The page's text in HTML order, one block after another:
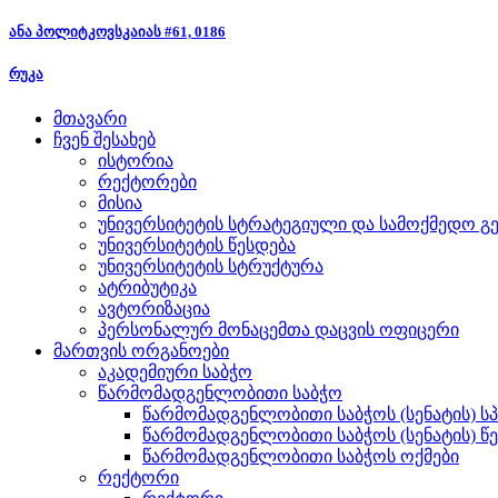
ანა პოლიტკოვსკაიას #61, 0186
რუკა
მთავარი
ჩვენ შესახებ
ისტორია
რექტორები
მისია
უნივერსიტეტის სტრატეგიული და სამოქმედო
უნივერსიტეტის წესდება
უნივერსიტეტის სტრუქტურა
ატრიბუტიკა
ავტორიზაცია
პერსონალურ მონაცემთა დაცვის ოფიცერი
მართვის ორგანოები
აკადემიური საბჭო
წარმომადგენლობითი საბჭო
წარმომადგენლობითი საბჭოს (სენატის)
წარმომადგენლობითი საბჭოს (სენატის)
წარმომადგენლობითი საბჭოს ოქმები
რექტორი